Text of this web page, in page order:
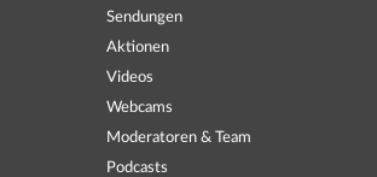
Sendungen
Aktionen
Videos
Webcams
Moderatoren & Team
Podcasts